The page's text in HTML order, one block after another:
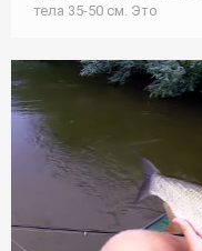
тела 35-50 см. Это